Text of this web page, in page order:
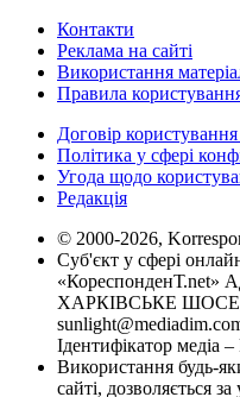
Контакти
Реклама на сайті
Використання
Правила
Договір
Політика у сфері
Угода щодо
Редакція
© 2000-2026,
Суб'єкт у сфері
«КореспонденТ.net»
ХАРКІВСЬКЕ ШОСЕ,
Ідентифікатор медіа
Використання будь-
сайті, дозволяється